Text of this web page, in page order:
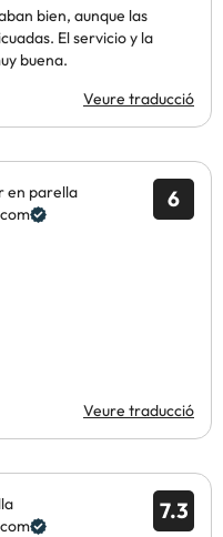
bien, aunque las
El servicio y la
buena.
Veure traducció
6
en parella
Veure traducció
7.3